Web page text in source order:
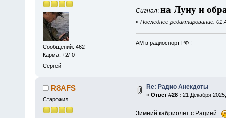
Сообщений: 462
Карма: +2/-0
Сергей
Сигнал: на Луну и
« Последнее редактирование: 01
АМ в радиоспорт РФ !
R8AFS
Старожил
Re: Радио Анекдоты
« Ответ #28 : 21 Декабря
Зимний кабриолет с Рацией